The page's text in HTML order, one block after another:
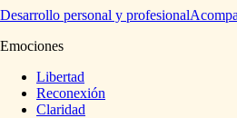
Desarrollo personal y profesional
Emociones
Libertad
Reconexión
Claridad